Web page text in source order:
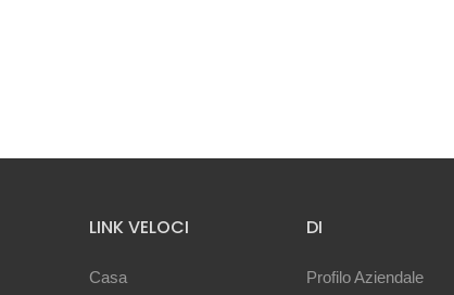
LINK VELOCI
Casa
DI
Profilo Aziendale